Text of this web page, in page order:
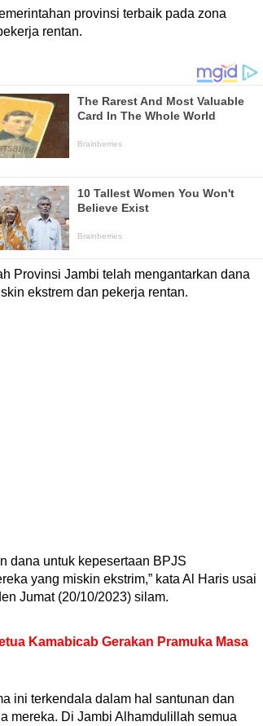
provinsi terbaik pada zona
rentan.
Provinsi Jambi telah mengantarkan dana
ekstrem dan pekerja rentan.
dana untuk kepesertaan BPJS
yang miskin ekstrim,” kata Al Haris usai
Jumat (20/10/2023) silam.
Kamabicab Gerakan Pramuka Masa
ini terkendala dalam hal santunan dan
mereka. Di Jambi Alhamdulillah semua